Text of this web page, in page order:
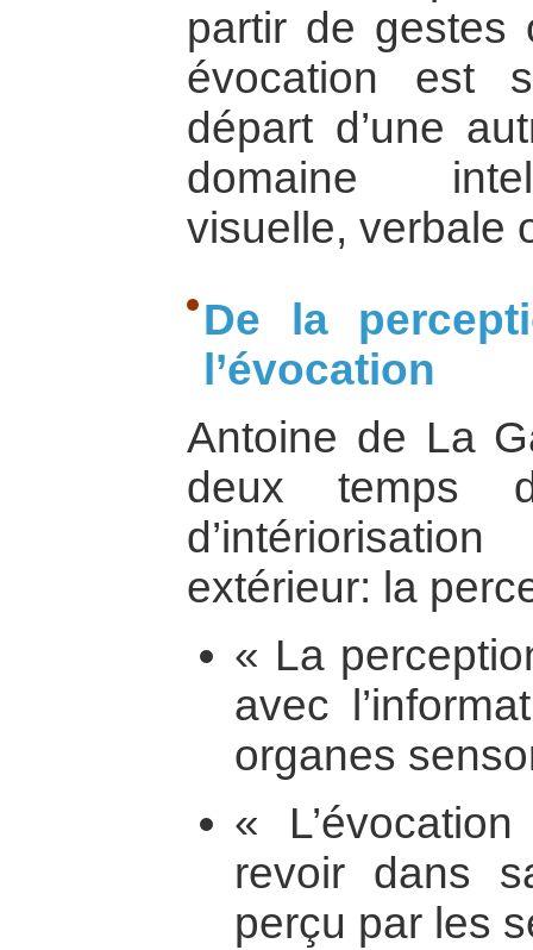
partir de gestes
évocation est
départ d’une
domaine
visuelle, verbale
De la
l’évocation
Antoine de La
deux temps
extérieur: la
« La
avec
organes
«
revoir dans
perçu par les